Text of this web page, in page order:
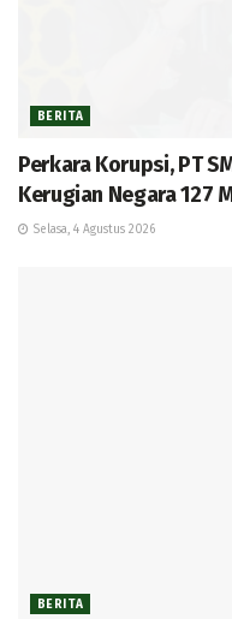
BERITA
Perkara Korupsi, PT
Kerugian Negara 127
Selasa, 4 Agustus 2026
BERITA